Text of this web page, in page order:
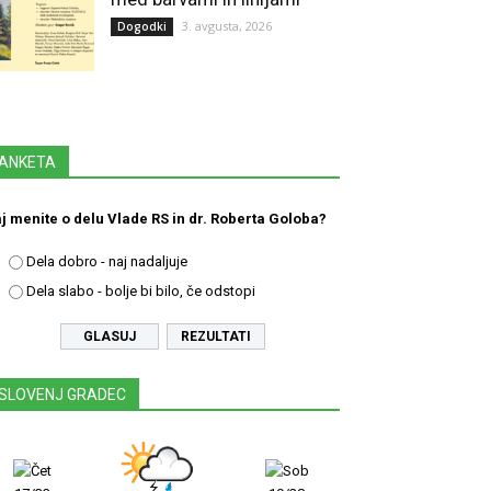
Dogodki 3. avgusta, 2026
menite o delu Vlade RS in dr. Roberta Goloba?
Dela dobro - naj nadaljuje
Dela slabo - bolje bi bilo, če odstopi
REZULTATI
GRADEC